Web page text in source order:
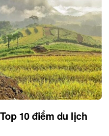
10 điểm du lịch